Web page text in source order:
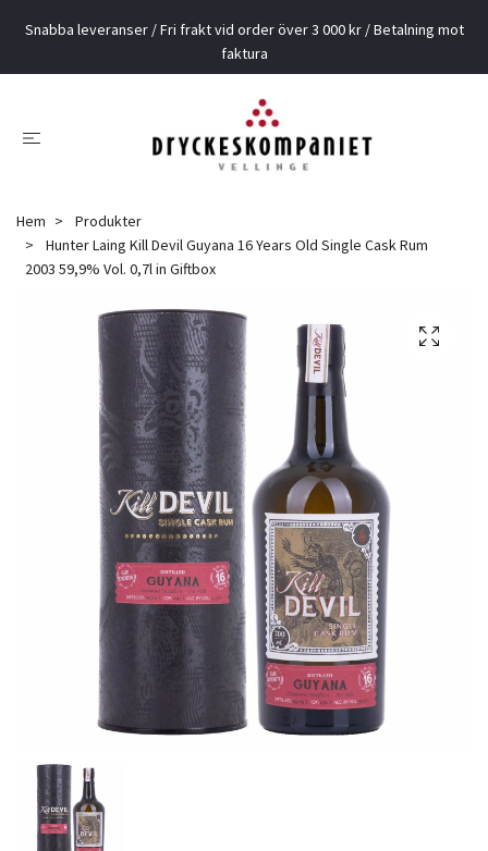
Snabba leveranser / Fri frakt vid order över 3 000 kr / Betalning mot
faktura
Hem
Produkter
Hunter Laing Kill Devil Guyana 16 Years Old Single Cask Rum
2003 59,9% Vol. 0,7l in Giftbox